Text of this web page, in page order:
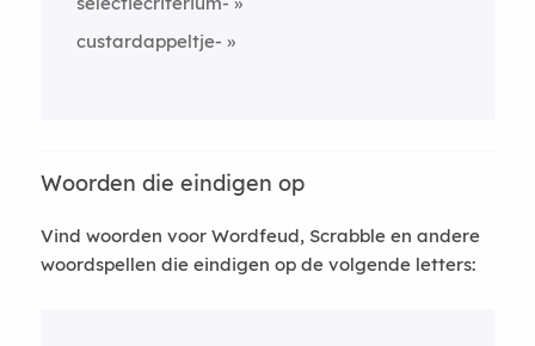
custardappeltje-
Woorden die eindigen op
Vind woorden voor Wordfeud, Scrabble en andere
woordspellen die eindigen op de volgende letters: